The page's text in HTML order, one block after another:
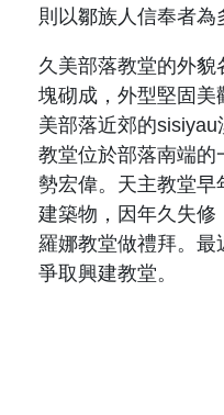
則以鄒族人信奉者為
久美部落教堂的外
塊砌成，外型堅固美
美部落近郊的
教堂位於部落南端
勢宏偉。天主教堂早
建築物，因年久失修
羅娜教堂做禮拜。
爭取興建教堂。